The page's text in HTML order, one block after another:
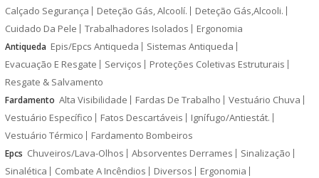
Calçado Segurança
Deteção Gás, Alcoolí.
Deteção Gás,Alcooli.
Cuidado Da Pele
Trabalhadores Isolados Ergonomia
Antiqueda Epis/Epcs Antiqueda
Sistemas Antiqueda
Evacuação E Resgate
Serviços
Proteções Coletivas Estruturais
Resgate & Salvamento
Fardamento Alta Visibilidade Fardas De Trabalho
Vestuário Chuva
Vestuário Específico
Fatos Descartáveis
Ignífugo/Antiestát.
Vestuário Térmico
Fardamento Bombeiros
Epcs Chuveiros/Lava-Olhos Absorventes Derrames
Sinalização
Sinalética
Combate A Incêndios Diversos
Ergonomia